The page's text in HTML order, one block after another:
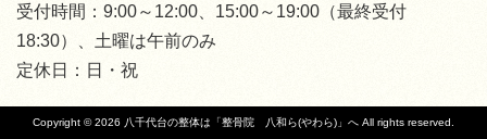
受付時間：9:00～12:00、15:00～19:00（最終受付
18:30）、土曜は午前のみ
定休日：日・祝
Copyright © 2026 八千代台の整体は「整骨院 八和ら(やわら)」へ All rights reserved.